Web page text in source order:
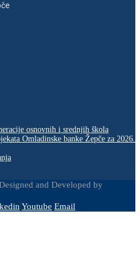
osnovnih i srednjih škola
Omladinske banke Žepče za 2026.
and Developed by
Youtube Email